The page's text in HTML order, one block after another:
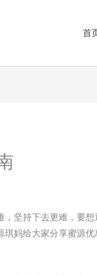
首
坚持下去更难，要
妈给大家分享蜜源